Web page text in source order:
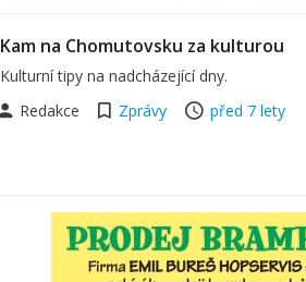
Kam na Chomutovsku za kulturou
Kulturní tipy na nadcházející dny.
Redakce
Zprávy před 7 lety